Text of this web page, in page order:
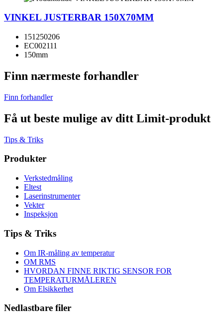
VINKEL JUSTERBAR 150X70MM
151250206
EC002111
150mm
Finn nærmeste forhandler
Finn forhandler
Få ut beste mulige av ditt Limit-produkt
Tips & Triks
Produkter
Verkstedmåling
Eltest
Laserinstrumenter
Vekter
Inspeksjon
Tips & Triks
Om IR-måling av temperatur
OM RMS
HVORDAN FINNE RIKTIG SENSOR FOR
TEMPERATURMÅLEREN
Om Elsikkerhet
Nedlastbare filer